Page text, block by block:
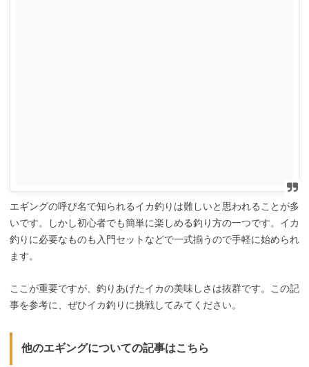
エギングの呼び名で知られるイカ釣りは難しいと思われることが多
いです。しかし初心者でも簡単に楽しめる釣り方の一つです。イカ
釣りに必要なものも入門セットなどで一式揃うので手軽に始められ
ます。
ここが重要ですが、釣りあげたイカの美味しさは抜群です。この記
事を参考に、ぜひイカ釣りに挑戦してみてください。
他のエギングについての記事はこちら